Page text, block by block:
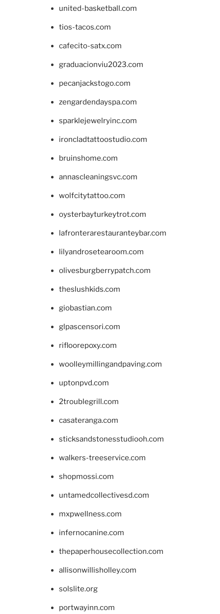
united-basketball.com
tios-tacos.com
cafecito-satx.com
graduacionviu2023.com
pecanjackstogo.com
zengardendayspa.com
sparklejewelryinc.com
ironcladtattoostudio.com
bruinshome.com
annascleaningsvc.com
wolfcitytattoo.com
oysterbayturkeytrot.com
lafronterarestauranteybar.com
lilyandrosetearoom.com
olivesburgberrypatch.com
theslushkids.com
giobastian.com
glpascensori.com
rifloorepoxy.com
woolleymillingandpaving.com
uptonpvd.com
2troublegrill.com
casateranga.com
sticksandstonesstudiooh.com
walkers-treeservice.com
shopmossi.com
untamedcollectivesd.com
mxpwellness.com
infernocanine.com
thepaperhousecollection.com
allisonwillisholley.com
solslite.org
portwayinn.com